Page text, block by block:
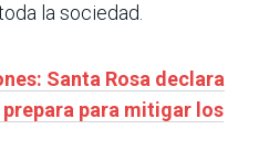
la sociedad.
Santa Rosa declara
para mitigar los